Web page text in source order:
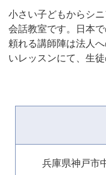
小さい子どもからシ
会話教室です。日本
頼れる講師陣は法人
いレッスンにて、生
兵庫県神戸市